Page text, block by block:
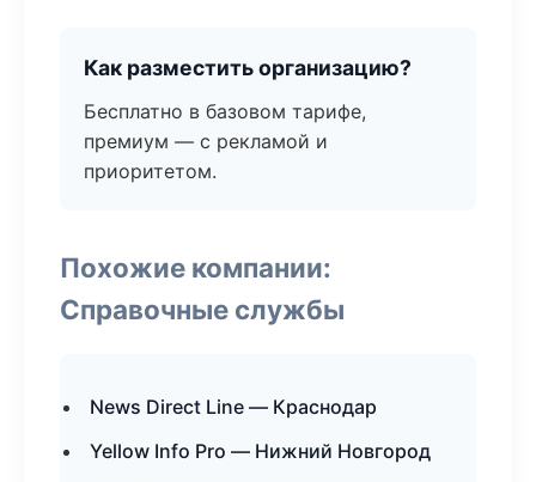
Как разместить организацию?
Бесплатно в базовом тарифе,
премиум — с рекламой и
приоритетом.
Похожие компании:
Справочные службы
News Direct Line — Краснодар
Yellow Info Pro — Нижний Новгород